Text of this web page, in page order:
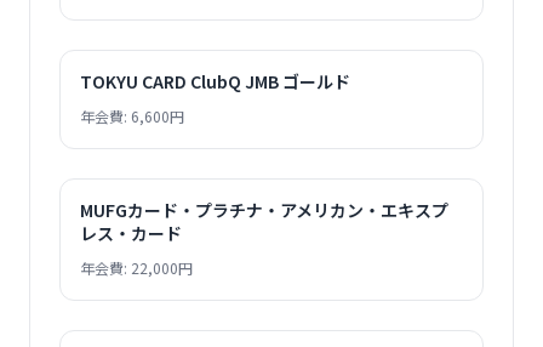
TOKYU CARD ClubQ JMB ゴールド
年会費: 6,600円
MUFGカード・プラチナ・アメリカン・エキスプ
レス・カード
年会費: 22,000円